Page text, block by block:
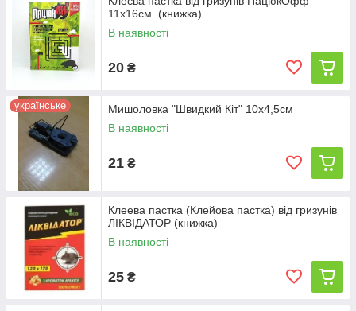
11х16см. (книжка)
В наявності
20 ₴
українське
Мишоловка "Швидкий Кіт" 10х4,5см
В наявності
21 ₴
Клеева пастка (Клейова пастка) від гризунів
ЛІКВІДАТОР (книжка)
В наявності
25 ₴